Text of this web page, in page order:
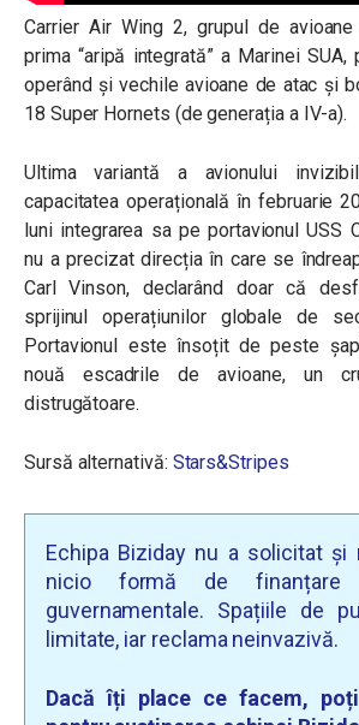
Carrier Air Wing 2, grupul de
prima “aripă integrată” a Marinei
operând și vechile avioane de atac și
18 Super Hornets (de generația a IV-a).
Ultima variantă a avionului
capacitatea operațională în februarie
luni integrarea sa pe portavionul USS
nu a precizat direcția în care se
Carl Vinson, declarând doar că
sprijinul operațiunilor globale de
Portavionul este însoțit de peste
nouă escadrile de avioane, un
distrugătoare.
Sursă alternativă: Stars&Stripes
Echipa Biziday nu a solicitat și
nicio formă de finanțare
guvernamentale. Spațiile de
limitate, iar reclama neinvazivă.
Dacă îți place ce facem,